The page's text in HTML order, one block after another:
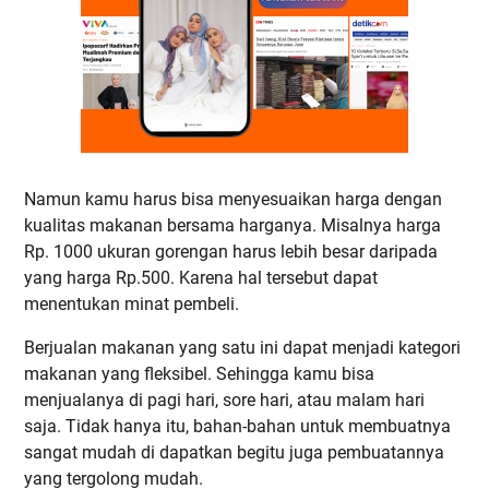
Namun kamu harus bisa menyesuaikan harga dengan
kualitas makanan bersama harganya. Misalnya harga
Rp. 1000 ukuran gorengan harus lebih besar daripada
yang harga Rp.500. Karena hal tersebut dapat
menentukan minat pembeli.
Berjualan makanan yang satu ini dapat menjadi kategori
makanan yang fleksibel. Sehingga kamu bisa
menjualanya di pagi hari, sore hari, atau malam hari
saja. Tidak hanya itu, bahan-bahan untuk membuatnya
sangat mudah di dapatkan begitu juga pembuatannya
yang tergolong mudah.